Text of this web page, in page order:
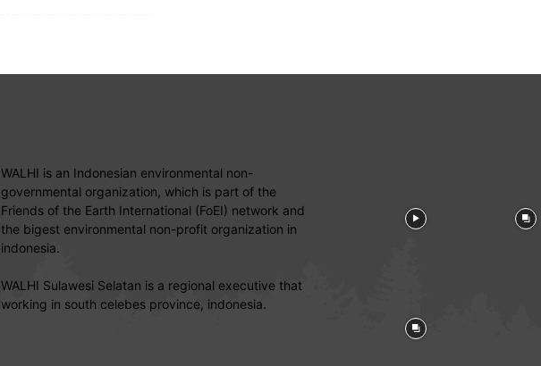
WALHI is an Indonesian environmental non-
governmental organization, which is part of the
Friends of the Earth International (FoEI) network and
the bigest environmental non-profit organization in
indonesia.
WALHI Sulawesi Selatan is a regional executive that
working in south celebes province, indonesia.